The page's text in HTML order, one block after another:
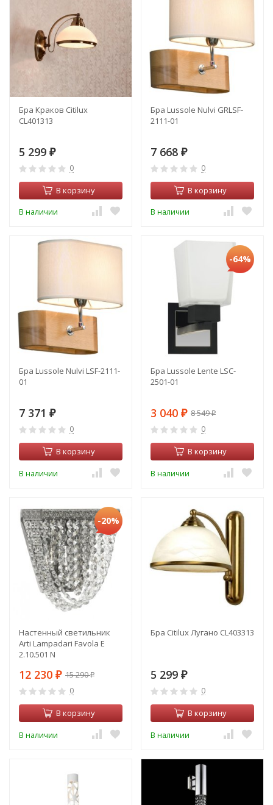
Бра Краков Citilux
CL401313
5 299 ₽
0
В корзину
В наличии
Бра Lussole Nulvi GRLSF-
2111-01
7 668 ₽
0
В корзину
В наличии
Бра Lussole Nulvi LSF-2111-
01
7 371 ₽
0
В корзину
В наличии
-64%
Бра Lussole Lente LSC-
2501-01
3 040 ₽ 8 549₽
0
В корзину
В наличии
-20%
Настенный светильник
Arti Lampadari Favola E
2.10.501 N
12 230 ₽ 15 290₽
0
В корзину
В наличии
Бра Citilux Лугано CL403313
5 299 ₽
0
В корзину
В наличии